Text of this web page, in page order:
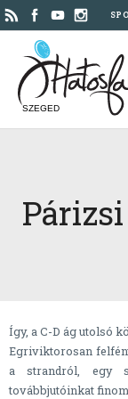
SZEGED
Így, a C-D ág utolsó
Egriviktorosan
a strandról, egy
továbbjutóinkat